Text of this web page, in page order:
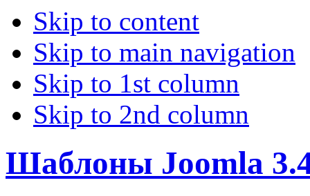
Skip to content
Skip to main navigation
Skip to 1st column
Skip to 2nd column
Шаблоны Joomla